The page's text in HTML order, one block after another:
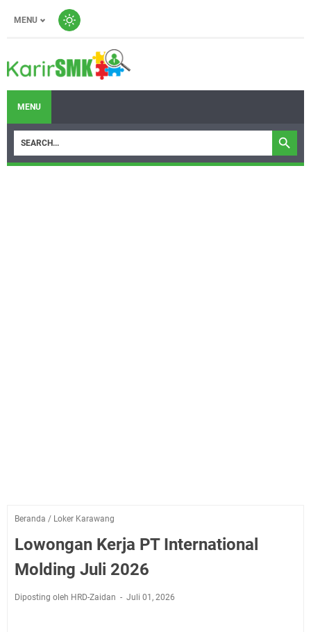
MENU
MENU
Beranda / Loker Karawang
Lowongan Kerja PT International
Molding Juli 2026
Diposting oleh HRD-Zaidan Juli 01, 2026